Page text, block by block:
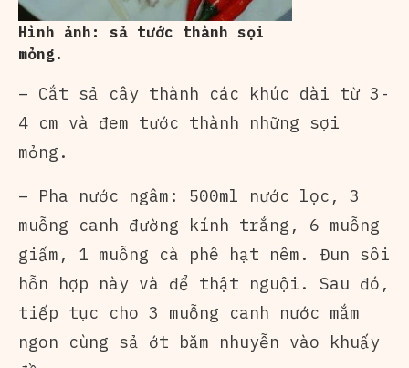
Hình ảnh: sả tước thành sọi
mỏng.
– Cắt sả cây thành các khúc dài từ 3-
4 cm và đem tước thành những sợi
mỏng.
– Pha nước ngâm: 500ml nước lọc, 3
muỗng canh đường kính trắng, 6 muỗng
giấm, 1 muỗng cà phê hạt nêm. Đun sôi
hỗn hợp này và để thật nguội. Sau đó,
tiếp tục cho 3 muỗng canh nước mắm
ngon cùng sả ớt băm nhuyễn vào khuấy